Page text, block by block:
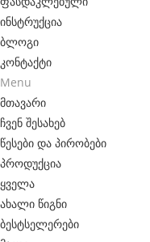
o
-
m
e
c
h
a
n
i
ინსტრუქცია
ბლოგი
კონტაქტი
Menu
მთავარი
ჩვენ შესახებ
წესები და პირობები
პროდუქცია
ყველა
ახალი წიგნი
ბესტსელერები